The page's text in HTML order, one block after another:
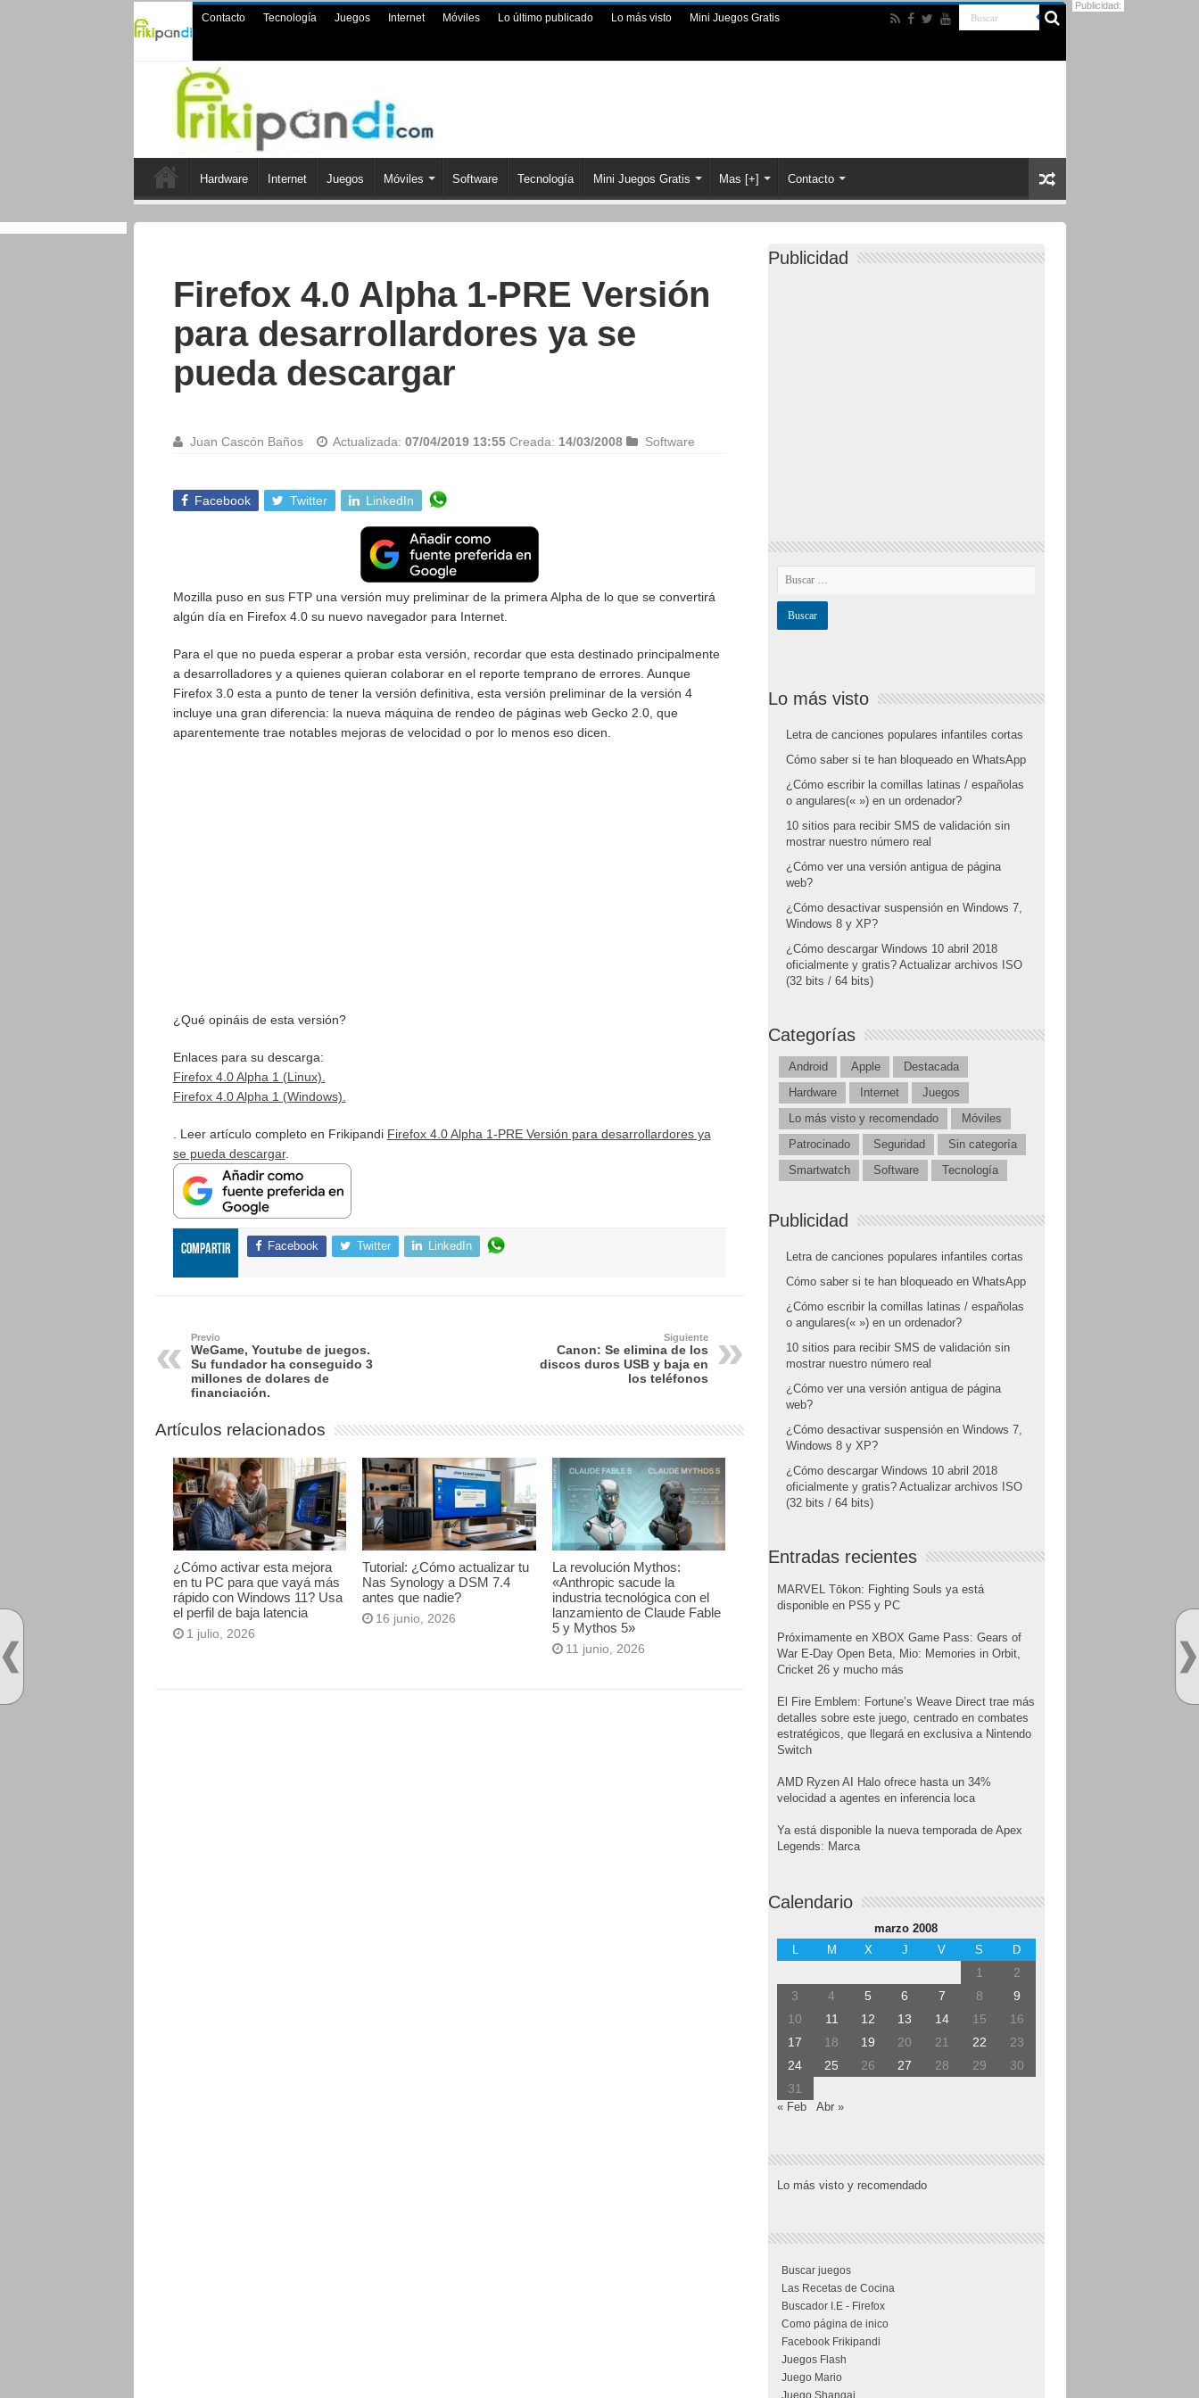
Contacto Tecnología Juegos Internet Móviles Lo último publicado Lo más visto Mini Juegos Gratis
Hardware Internet Juegos Móviles Software Tecnología Mini Juegos Gratis Mas [+] Contacto
Firefox 4.0 Alpha 1-PRE Versión
para desarrollardores ya se
pueda descargar
Juan Cascón Baños Actualizada: 07/04/2019 13:55 Creada: 14/03/2008 Software
Facebook Twitter LinkedIn
Mozilla puso en sus FTP una versión muy preliminar de la primera Alpha de lo que se convertirá
algún día en Firefox 4.0 su nuevo navegador para Internet.
Para el que no pueda esperar a probar esta versión, recordar que esta destinado principalmente
a desarrolladores y a quienes quieran colaborar en el reporte temprano de errores. Aunque
Firefox 3.0 esta a punto de tener la versión definitiva, esta versión preliminar de la versión 4
incluye una gran diferencia: la nueva máquina de rendeo de páginas web Gecko 2.0, que
aparentemente trae notables mejoras de velocidad o por lo menos eso dicen.
¿Qué opináis de esta versión?
Enlaces para su descarga:
Firefox 4.0 Alpha 1 (Linux).
Firefox 4.0 Alpha 1 (Windows).
. Leer artículo completo en Frikipandi Firefox 4.0 Alpha 1-PRE Versión para desarrollardores ya
se pueda descargar.
Compartir Facebook Twitter LinkedIn
Previo
WeGame, Youtube de juegos.
Su fundador ha conseguido 3
millones de dolares de
financiación.
Siguiente
Canon: Se elimina de los
discos duros USB y baja en
los teléfonos
Artículos relacionados
¿Cómo activar esta mejora
en tu PC para que vayá más
rápido con Windows 11? Usa
el perfil de baja latencia
1 julio, 2026
Tutorial: ¿Cómo actualizar tu
Nas Synology a DSM 7.4
antes que nadie?
16 junio, 2026
La revolución Mythos:
«Anthropic sacude la
industria tecnológica con el
lanzamiento de Claude Fable
5 y Mythos 5»
11 junio, 2026
Publicidad
Lo más visto
Letra de canciones populares infantiles cortas
Cómo saber si te han bloqueado en WhatsApp
¿Cómo escribir la comillas latinas / españolas
o angulares(« ») en un ordenador?
10 sitios para recibir SMS de validación sin
mostrar nuestro número real
¿Cómo ver una versión antigua de página
web?
¿Cómo desactivar suspensión en Windows 7,
Windows 8 y XP?
¿Cómo descargar Windows 10 abril 2018
oficialmente y gratis? Actualizar archivos ISO
(32 bits / 64 bits)
Categorías
Android Apple
Destacada
Hardware
Internet
Juegos
Lo más visto y recomendado
Móviles
Patrocinado
Seguridad
Sin categoría
Smartwatch
Software Tecnología
Publicidad
Letra de canciones populares infantiles cortas
Cómo saber si te han bloqueado en WhatsApp
¿Cómo escribir la comillas latinas / españolas
o angulares(« ») en un ordenador?
10 sitios para recibir SMS de validación sin
mostrar nuestro número real
¿Cómo ver una versión antigua de página
web?
¿Cómo desactivar suspensión en Windows 7,
Windows 8 y XP?
¿Cómo descargar Windows 10 abril 2018
oficialmente y gratis? Actualizar archivos ISO
(32 bits / 64 bits)
Entradas recientes
MARVEL Tōkon: Fighting Souls ya está
disponible en PS5 y PC
Próximamente en XBOX Game Pass: Gears of
War E-Day Open Beta, Mio: Memories in Orbit,
Cricket 26 y mucho más
El Fire Emblem: Fortune’s Weave Direct trae más
detalles sobre este juego, centrado en combates
estratégicos, que llegará en exclusiva a Nintendo
Switch
AMD Ryzen AI Halo ofrece hasta un 34%
velocidad a agentes en inferencia loca
Ya está disponible la nueva temporada de Apex
Legends: Marca
Calendario
marzo 2008
L
M X J V S D
1
2
3
4 5 6 7 8
9
10
11 12 13 14 15
16
17
18 19 20 21 22
23
24
25 26 27 28 29
30
31
« Feb Abr »
Lo más visto y recomendado
Buscar juegos
Las Recetas de Cocina
Buscador I.E - Firefox
Como página de inico
Facebook Frikipandi
Juegos Flash
Juego Mario
Juego Shangai
Publicidad: